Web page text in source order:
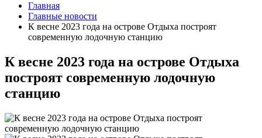
Главная
Главные новости
К весне 2023 года на острове Отдыха построят
современную лодочную станцию
К весне 2023 года на острове Отдыха
построят современную лодочную
станцию